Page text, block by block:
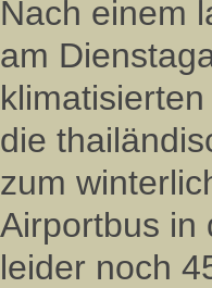
Nach einem
am
die
zum
Airportbus in
leider noch